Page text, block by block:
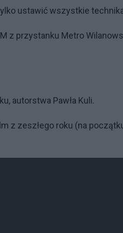
ustawić wszystkie
z przystanku Metro
autorstwa Pawła Kuli.
z zeszłego roku (na